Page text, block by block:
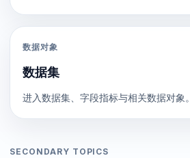
数据对象
数据集
进入数据集、字段指标与相关数据对象。
SECONDARY TOPICS